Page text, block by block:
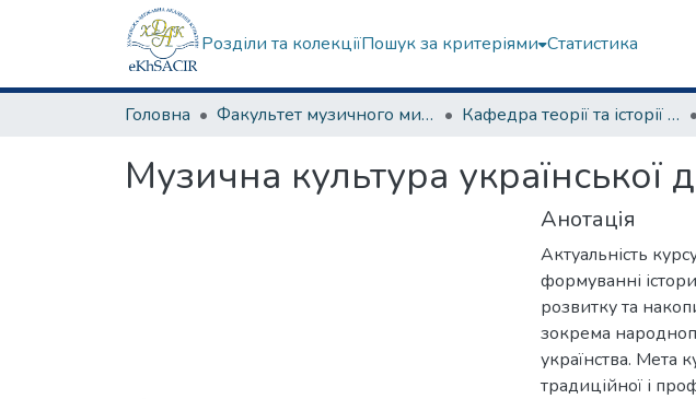
Розділи та колекціїПошук за критеріями Статистика
Головна Факультет музичного мистецтва Кафедра теорії та історії музики
Музична культура української
Анотація
Актуальність
формуванні
розвитку та
зокрема
українства. Мета
традиційної і